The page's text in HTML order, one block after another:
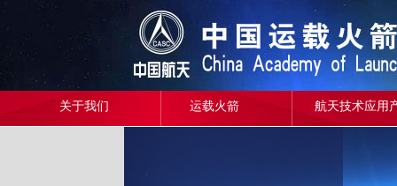
关于我们 运载火箭 航天技术应用